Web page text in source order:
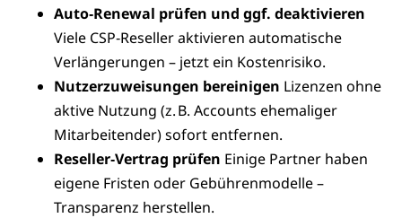
Auto‑Renewal prüfen und ggf. deaktivieren
Viele CSP‑Reseller aktivieren automatische
Verlängerungen – jetzt ein Kostenrisiko.
Nutzerzuweisungen bereinigen Lizenzen ohne
aktive Nutzung (z. B. Accounts ehemaliger
Mitarbeitender) sofort entfernen.
Reseller‑Vertrag prüfen Einige Partner haben
eigene Fristen oder Gebührenmodelle –
Transparenz herstellen.